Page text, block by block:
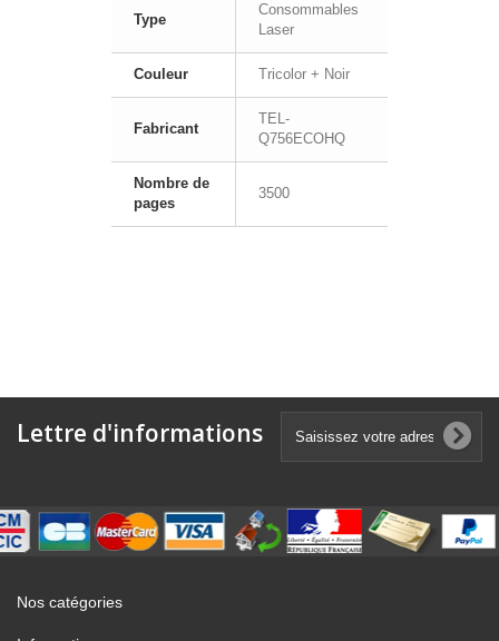
Type
Consommables
Laser
Couleur Tricolor + Noir
Fabricant
TEL-
Q756ECOHQ
Nombre de
pages
3500
Lettre d'informations
Nos catégories